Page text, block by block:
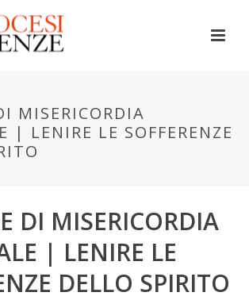
MISERICORDIA
| LENIRE LE SOFFERENZE
DI MISERICORDIA
| LENIRE LE
DELLO SPIRITO